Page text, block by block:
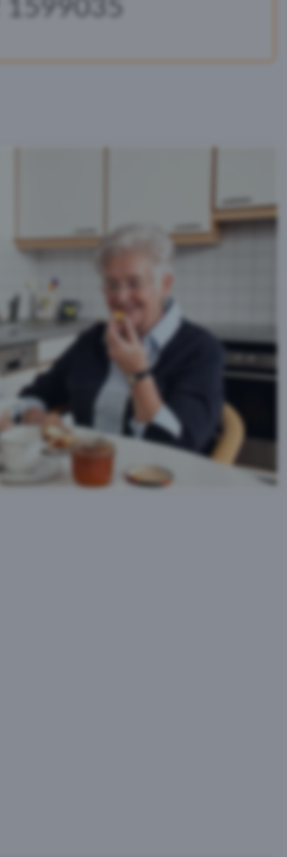
1599035